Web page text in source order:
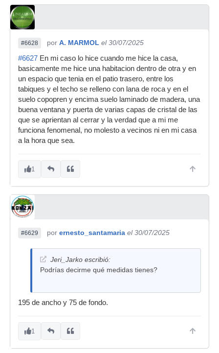
#6628 por A. MARMOL el 30/07/2025
#6627 En mi caso lo hice cuando me hice la casa,
basicamente me hice una habitacion dentro de otra y en
un espacio que tenia en el patio trasero, entre los
tabiques y el techo se relleno con lana de roca y en el
suelo copopren y encima suelo laminado de madera, una
buena ventana y puerta de varias capas de cristal de las
que se aprientan al cerrar y la verdad que a mi me
funciona fenomenal, no molesto a vecinos ni en mi casa
a la hora que sea.
1
#6629 por ernesto_santamaria el 30/07/2025
Jeri_Jarko escribió:
Podrías decirme qué medidas tienes?
195 de ancho y 75 de fondo.
1